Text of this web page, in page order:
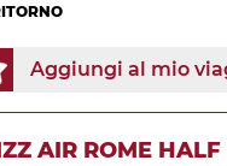
Aggiungi al mio
AIR ROME